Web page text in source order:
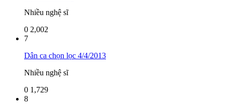
Nhiều nghệ sĩ
0 2,002
7
Dân ca chọn lọc 4/4/2013
Nhiều nghệ sĩ
0 1,729
8